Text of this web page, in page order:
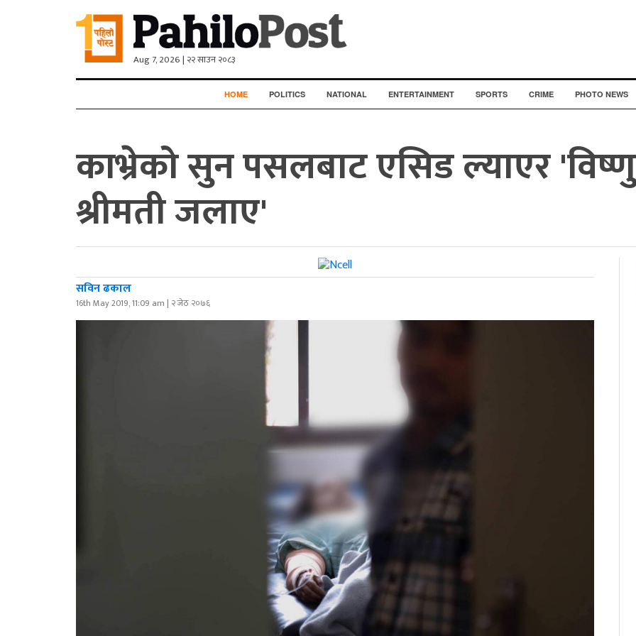
Aug 7, 2026 | २२ साउन २०८३
HOME POLITICS NATIONAL ENTERTAINMENT SPORTS CRIME PHOTO NEWS
काभ्रेको सुन पसलबाट एसिड ल्याएर
श्रीमती जलाए'
सविन ढकाल
16th May 2019, 11:09 am | २ जेठ २०७६